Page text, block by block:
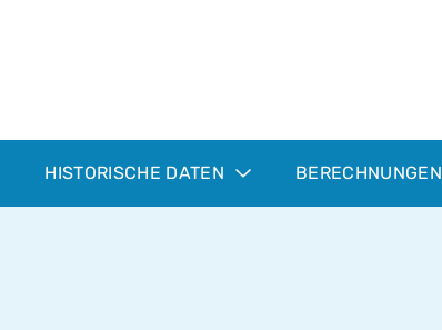
HISTORISCHE DATEN BERECHNUNGEN